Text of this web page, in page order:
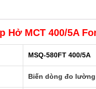
MCT 400/5A
MSQ-580FT 400/5A
Biến dòng đo